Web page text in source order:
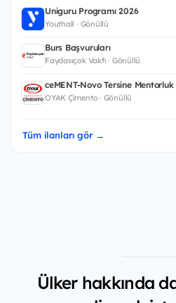
Uniguru Programı 2026
Youthall · Gönüllü
Burs Başvuruları
Faydasıçok Vakfı · Gönüllü
ceMENT-Novo Tersine Mentorluk
OYAK Çimento · Gönüllü
Tüm ilanları gör →
Ülker hakkında